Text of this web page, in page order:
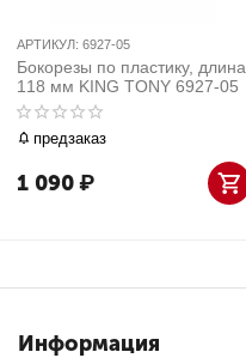
АРТИКУЛ: 6927-05
Бокорезы по пластику, длина
118 мм KING TONY 6927-05
предзаказ
1 090₽
Информация